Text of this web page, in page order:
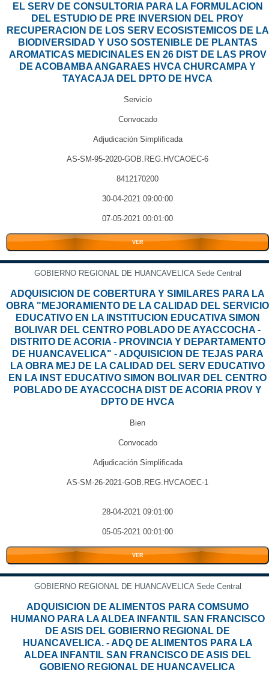
EL SERV DE CONSULTORIA PARA LA FORMULACION
DEL ESTUDIO DE PRE INVERSION DEL PROY
RECUPERACION DE LOS SERV ECOSISTEMICOS DE LA
BIODIVERSIDAD Y USO SOSTENIBLE DE PLANTAS
AROMATICAS MEDICINALES EN 26 DIST DE LAS PROV
DE ACOBAMBA ANGARAES HVCA CHURCAMPA Y
TAYACAJA DEL DPTO DE HVCA
Servicio
Convocado
Adjudicación Simplificada
AS-SM-95-2020-GOB.REG.HVCAOEC-6
8412170200
30-04-2021 09:00:00
07-05-2021 00:01:00
VER
GOBIERNO REGIONAL DE HUANCAVELICA Sede Central
ADQUISICION DE COBERTURA Y SIMILARES PARA LA
OBRA "MEJORAMIENTO DE LA CALIDAD DEL SERVICIO
EDUCATIVO EN LA INSTITUCION EDUCATIVA SIMON
BOLIVAR DEL CENTRO POBLADO DE AYACCOCHA -
DISTRITO DE ACORIA - PROVINCIA Y DEPARTAMENTO
DE HUANCAVELICA" - ADQUISICION DE TEJAS PARA
LA OBRA MEJ DE LA CALIDAD DEL SERV EDUCATIVO
EN LA INST EDUCATIVO SIMON BOLIVAR DEL CENTRO
POBLADO DE AYACCOCHA DIST DE ACORIA PROV Y
DPTO DE HVCA
Bien
Convocado
Adjudicación Simplificada
AS-SM-26-2021-GOB.REG.HVCAOEC-1
28-04-2021 09:01:00
05-05-2021 00:01:00
VER
GOBIERNO REGIONAL DE HUANCAVELICA Sede Central
ADQUISICION DE ALIMENTOS PARA COMSUMO
HUMANO PARA LA ALDEA INFANTIL SAN FRANCISCO
DE ASIS DEL GOBIERNO REGIONAL DE
HUANCAVELICA. - ADQ DE ALIMENTOS PARA LA
ALDEA INFANTIL SAN FRANCISCO DE ASIS DEL
GOBIENO REGIONAL DE HUANCAVELICA